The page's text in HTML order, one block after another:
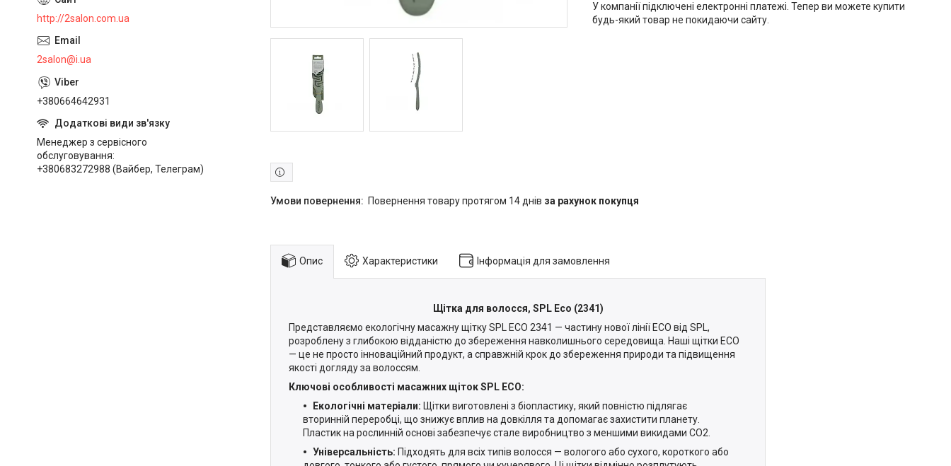
У компанії підключені електронні платежі. Тепер ви можете купити
будь-який товар не покидаючи сайту.
повернення товару протягом 14 днів за рахунок покупця
Опис Характеристики Інформація для замовлення
Щітка для волосся, SPL Eco (2341)
Представляємо екологічну масажну щітку SPL ECO 2341 — частину нової лінії ECO від SPL,
розроблену з глибокою відданістю до збереження навколишнього середовища. Наші щітки ECO
— це не просто інноваційний продукт, а справжній крок до збереження природи та підвищення
якості догляду за волоссям.
Ключові особливості масажних щіток SPL ECO:
Екологічні матеріали: Щітки виготовлені з біопластику, який повністю підлягає
вторинній переробці, що знижує вплив на довкілля та допомагає захистити планету.
Пластик на рослинній основі забезпечує стале виробництво з меншими викидами CO2.
Універсальність: Підходять для всіх типів волосся — вологого або сухого, короткого або
http://2salon.com.ua
2salon@i.ua
+380664642931
Менеджер з сервісного
обслуговування
+380683272988 (Вайбер, Телеграм)